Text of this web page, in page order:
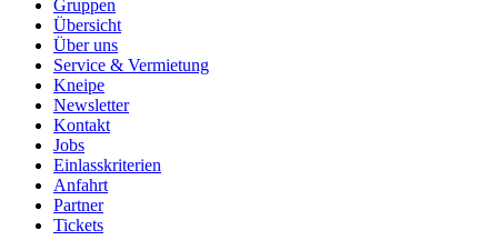
Gruppen
Übersicht
Über uns
Service & Vermietung
Kneipe
Newsletter
Kontakt
Jobs
Einlasskriterien
Anfahrt
Partner
Tickets